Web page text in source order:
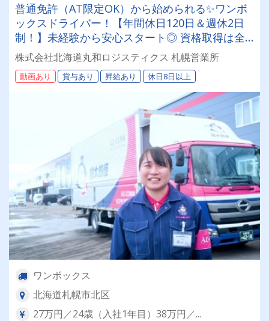
普通免許（AT限定OK）から始められる✨ワンボ
ックスドライバー！【年間休日120日＆週休2日
制！】未経験から安心スタート◎ 資格取得は全
額会社負担！安定基盤で働くドライバー募集！
年齢・性別問わず活躍できるお仕事です✨
株式会社北海道丸和ロジスティクス 札幌営業所
動画あり 賞与あり 昇給あり 休日8日以上
ワンボックス
北海道札幌市北区
27万円／24歳（入社1年目）38万円／...